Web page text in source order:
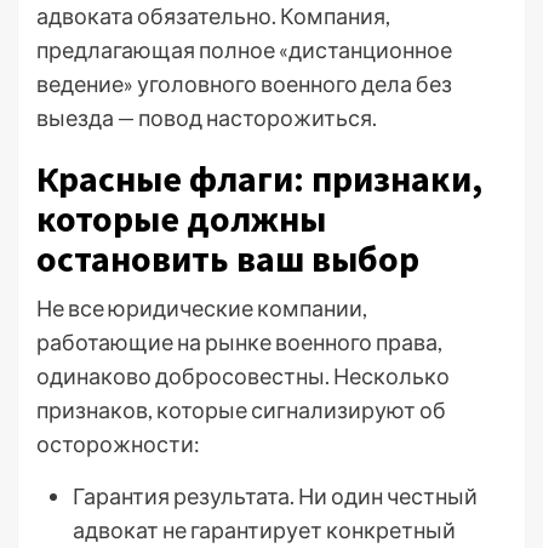
адвоката обязательно. Компания,
предлагающая полное «дистанционное
ведение» уголовного военного дела без
выезда — повод насторожиться.
Красные флаги: признаки,
которые должны
остановить ваш выбор
Не все юридические компании,
работающие на рынке военного права,
одинаково добросовестны. Несколько
признаков, которые сигнализируют об
осторожности:
Гарантия результата. Ни один честный
адвокат не гарантирует конкретный